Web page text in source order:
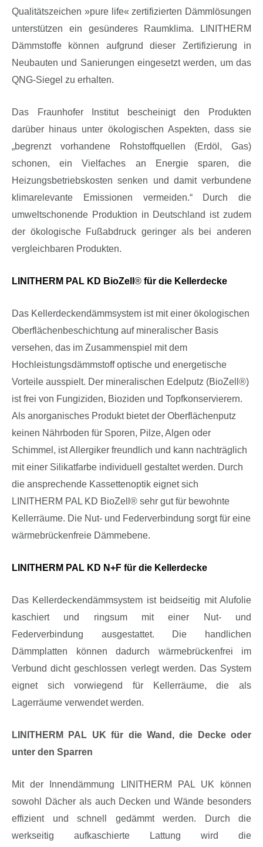
Qualitätszeichen »pure life« zertifizierten Dämmlösungen
unterstützen ein gesünderes Raumklima. LINITHERM
Dämmstoffe können aufgrund dieser Zertifizierung in
Neubauten und Sanierungen eingesetzt werden, um das
QNG-Siegel zu erhalten.
Das Fraunhofer Institut bescheinigt den Produkten
darüber hinaus unter ökologischen Aspekten, dass sie
„begrenzt vorhandene Rohstoffquellen (Erdöl, Gas)
schonen, ein Vielfaches an Energie sparen, die
Heizungsbetriebskosten senken und damit verbundene
klimarelevante Emissionen vermeiden.“ Durch die
umweltschonende Produktion in Deutschland ist zudem
der ökologische Fußabdruck geringer als bei anderen
vergleichbaren Produkten.
LINITHERM PAL KD BioZell ® für die Kellerdecke
Das Kellerdeckendämmsystem ist mit einer ökologischen
Oberflächenbeschichtung auf mineralischer Basis
versehen, das im Zusammenspiel mit dem
Hochleistungsdämmstoff optische und energetische
Vorteile ausspielt. Der mineralischen Edelputz (BioZell ®)
ist frei von Fungiziden, Bioziden und Topfkonservierern.
Als anorganisches Produkt bietet der Oberflächenputz
keinen Nährboden für Sporen, Pilze, Algen oder
Schimmel, ist Allergiker freundlich und kann nachträglich
mit einer Silikatfarbe individuell gestaltet werden. Durch
die ansprechende Kassettenoptik eignet sich
LINITHERM PAL KD BioZell ® sehr gut für bewohnte
Kellerräume. Die Nut- und Federverbindung sorgt für eine
wärmebrückenfreie Dämmebene.
LINITHERM PAL KD N+F für die Kellerdecke
Das Kellerdeckendämmsystem ist beidseitig mit Alufolie
kaschiert und ringsum mit einer Nut- und
Federverbindung ausgestattet. Die handlichen
Dämmplatten können dadurch wärmebrückenfrei im
Verbund dicht geschlossen verlegt werden. Das System
eignet sich vorwiegend für Kellerräume, die als
Lagerräume verwendet werden.
LINITHERM PAL UK für die Wand, die Decke oder
unter den Sparren
Mit der Innendämmung LINITHERM PAL UK können
sowohl Dächer als auch Decken und Wände besonders
effizient und schnell gedämmt werden. Durch die
werkseitig aufkaschierte Lattung wird die